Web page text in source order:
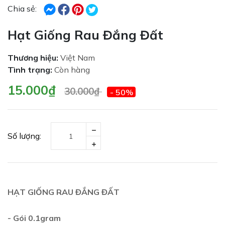
Chia sẻ:
Hạt Giống Rau Đắng Đất
Thương hiệu: Việt Nam
Tình trạng: Còn hàng
15.000₫ 30.000₫ - 50%
Số lượng:
HẠT GIỐNG RAU ĐẮNG ĐẤT
- Gói 0.1gram